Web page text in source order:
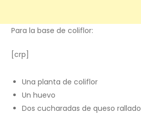
Para la base de coliflor:
[crp]
Una planta de coliflor
Un huevo
Dos cucharadas de queso rallado